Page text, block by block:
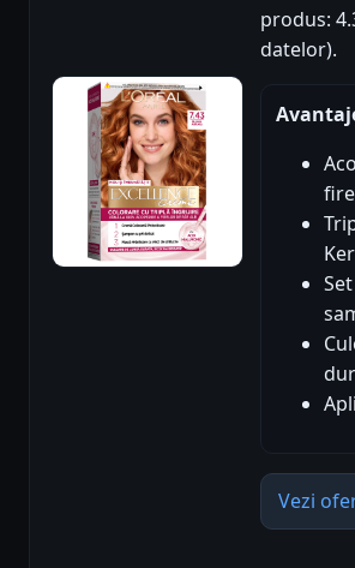
produs:
datelor).
Vezi